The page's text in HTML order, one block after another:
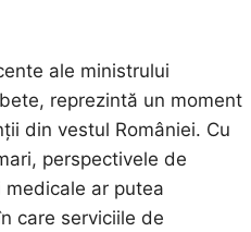
ale ministrului
reprezintă un moment
din vestul României. Cu
perspectivele de
ar putea
care serviciile de